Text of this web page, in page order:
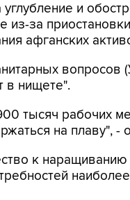
и
из-за
афганских
вопросов
в нищете".
тысяч рабочих
на плаву", -
к наращиванию